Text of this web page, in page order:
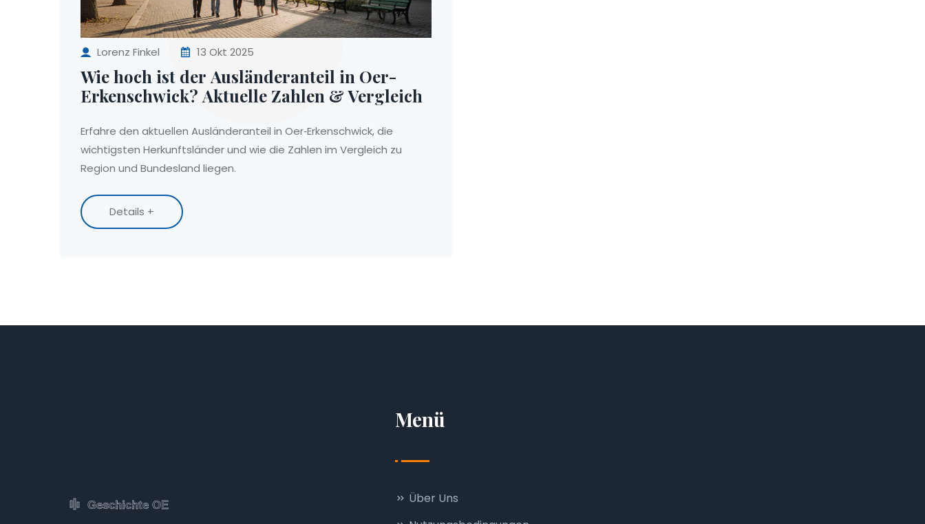
Lorenz Finkel 13 Okt 2025
Wie hoch ist der Ausländeranteil in Oer-
Erkenschwick? Aktuelle Zahlen & Vergleich
Erfahre den aktuellen Ausländeranteil in Oer‑Erkenschwick, die
wichtigsten Herkunftsländer und wie die Zahlen im Vergleich zu
Region und Bundesland liegen.
Details +
Menü
Über Uns